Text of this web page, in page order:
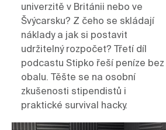
univerzitě v Británii nebo ve
Švýcarsku? Z čeho se skládají
náklady a jak si postavit
udržitelný rozpočet? Třetí díl
podcastu Stipko řeší peníze bez
obalu. Těšte se na osobní
zkušenosti stipendistů i
praktické survival hacky.